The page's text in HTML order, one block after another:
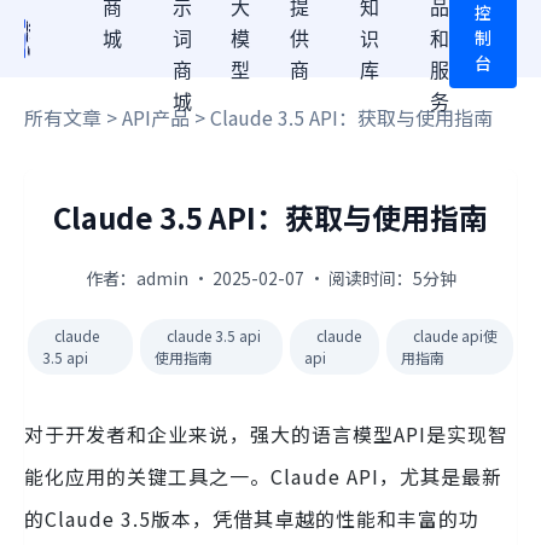
商
城
示
词
商
城
大
模
型
提
供
商
知
识
库
品
和
服
务
控
制
台
所有文章 >API产品> Claude 3.5 API：获取与使用指南
Claude 3.5 API：获取与使用指南
作者：admin · 2025-02-07 · 阅读时间：5分钟
claude
3.5 api
claude 3.5 api
使用指南
claude
api
claude api使
用指南
对于开发者和企业来说，强大的语言模型API是实现智
能化应用的关键工具之一。Claude API，尤其是最新
的Claude 3.5版本，凭借其卓越的性能和丰富的功